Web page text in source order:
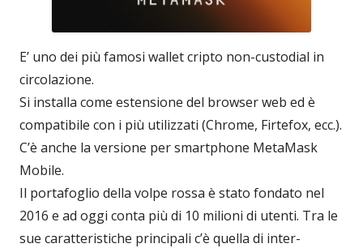
E’ uno dei più famosi wallet cripto non-custodial in
circolazione.
Si installa come estensione del browser web ed è
compatibile con i più utilizzati (Chrome, Firtefox, ecc.).
C’è anche la versione per smartphone MetaMask
Mobile.
Il portafoglio della volpe rossa è stato fondato nel
2016 e ad oggi conta più di 10 milioni di utenti. Tra le
sue caratteristiche principali c’è quella di inter-